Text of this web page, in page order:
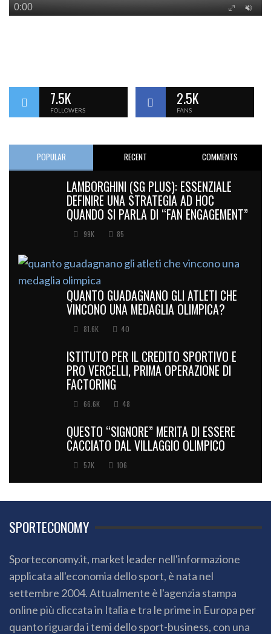
7.5K
FOLLOWERS
2.5K
FANS
POPULAR RECENT COMMENTS
LAMBORGHINI (SG PLUS): ESSENZIALE
DEFINIRE UNA STRATEGIA AD HOC
QUANDO SI PARLA DI “FAN ENGAGEMENT”
99K 85
QUANTO GUADAGNANO GLI ATLETI CHE
VINCONO UNA MEDAGLIA OLIMPICA?
81.6K 40
ISTITUTO PER IL CREDITO SPORTIVO E
PRO VERCELLI, PRIMA OPERAZIONE DI
FACTORING
66.6K 48
QUESTO “SIGNORE” MERITA DI ESSERE
CACCIATO DAL VILLAGGIO OLIMPICO
57K 106
SPORTECONOMY
Sporteconomy.it, market leader nell'informazione
applicata all'economia dello sport, è nata nel
settembre 2004. Attualmente è l'agenzia stampa
online più cliccata in Italia e tra le prime in Europa per
quanto riguarda i temi dello sport-business, con una